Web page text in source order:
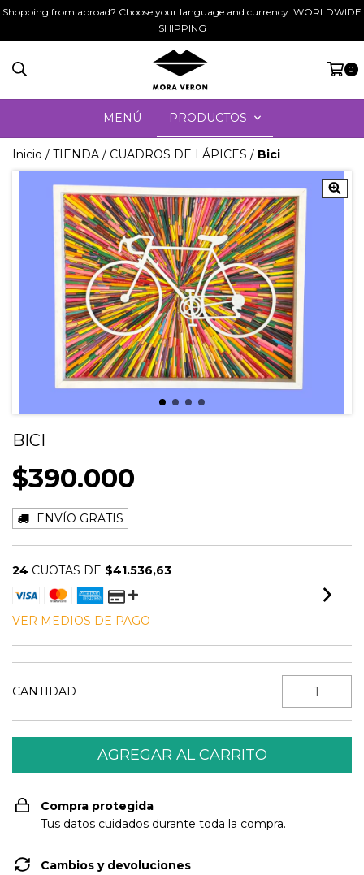
Shopping from abroad? Choose your language and currency. WORLDWIDE
SHIPPING
0
MENÚ PRODUCTOS
Inicio / TIENDA / CUADROS DE LÁPICES / Bici
BICI
$390.000
ENVÍO GRATIS
24 CUOTAS DE $41.536,63
VER MEDIOS DE PAGO
CANTIDAD
Compra protegida
Tus datos cuidados durante toda la compra.
Cambios y devoluciones